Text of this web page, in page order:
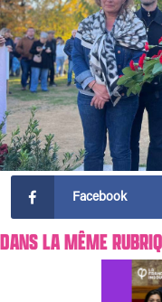
Facebook
DANS LA MÊME